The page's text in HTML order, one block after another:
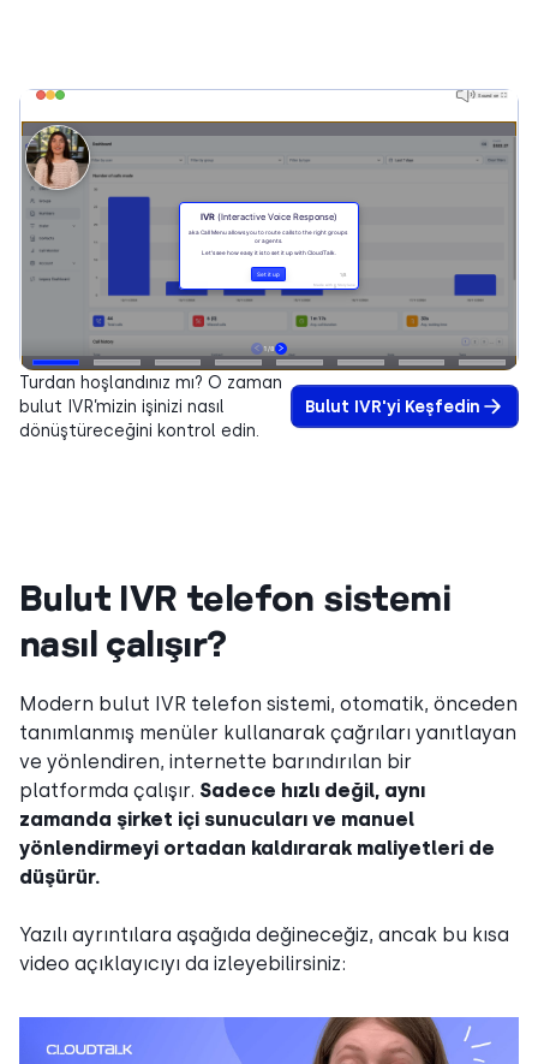
Turdan hoşlandınız mı? O zaman
bulut IVR’mizin işinizi nasıl
dönüştüreceğini kontrol edin.
Bulut IVR'yi Keşfedin
Bulut IVR telefon sistemi
nasıl çalışır?
Modern bulut IVR telefon sistemi, otomatik, önceden
tanımlanmış menüler kullanarak çağrıları yanıtlayan
ve yönlendiren, internette barındırılan bir
platformda çalışır. Sadece hızlı değil, aynı
zamanda şirket içi sunucuları ve manuel
yönlendirmeyi ortadan kaldırarak maliyetleri de
düşürür.
Yazılı ayrıntılara aşağıda değineceğiz, ancak bu kısa
video açıklayıcıyı da izleyebilirsiniz: